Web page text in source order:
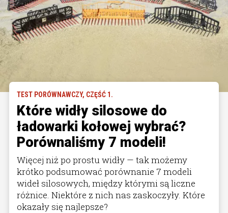
TEST PORÓWNAWCZY, CZĘŚĆ 1.
Które widły silosowe do
ładowarki kołowej wybrać?
Porównaliśmy 7 modeli!
Więcej niż po prostu widły — tak możemy
krótko podsumować porównanie 7 modeli
wideł silosowych, między którymi są liczne
różnice. Niektóre z nich nas zaskoczyły. Które
okazały się najlepsze?